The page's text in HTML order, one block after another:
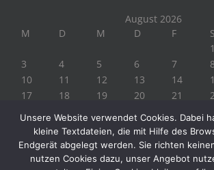
August 2026
M
D M D F S
1
3
4 5 6 7 8
10
11 12 13 14
17
18 19 20 21
« Juli
Unsere Website verwendet Cookies. Dabei
kleine Textdateien, die mit Hilfe des
Endgerät abgelegt werden. Sie richten
nutzen Cookies dazu, unser Angebot